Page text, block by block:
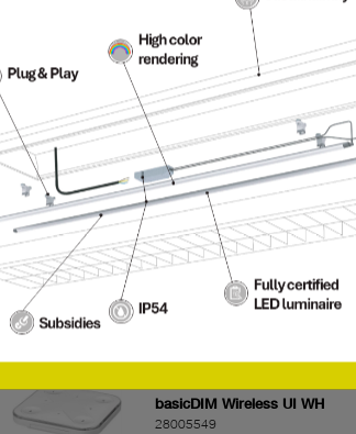
EM R2A bDW NM 132 SMh
89801255
basicDIM Wireless passive SFI
28005978
basicDIM Wireless passive
28005977
basicDIM Wireless UI WH
28005549